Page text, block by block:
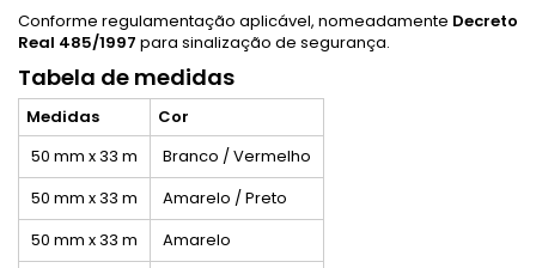
Conforme regulamentação aplicável, nomeadamente Decreto
Real 485/1997 para sinalização de segurança.
Tabela de medidas
Medidas
Cor
50 mm x 33 m
Branco / Vermelho
50 mm x 33 m
Amarelo / Preto
50 mm x 33 m
Amarelo